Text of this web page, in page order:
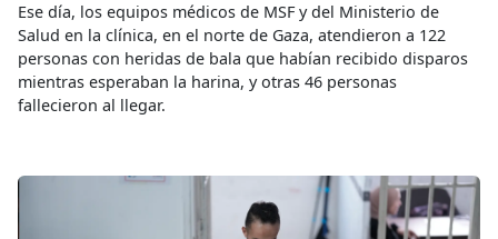
Ese día, los equipos médicos de MSF y del Ministerio de
Salud en la clínica, en el norte de Gaza, atendieron a 122
personas con heridas de bala que habían recibido disparos
mientras esperaban la harina, y otras 46 personas
fallecieron al llegar.